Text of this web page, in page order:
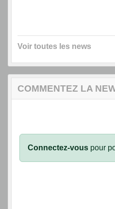
Voir toutes les news
COMMENTEZ LA
Connectez-vous pour